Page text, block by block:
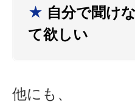
★ 自分で聞け
て欲しい
他にも、